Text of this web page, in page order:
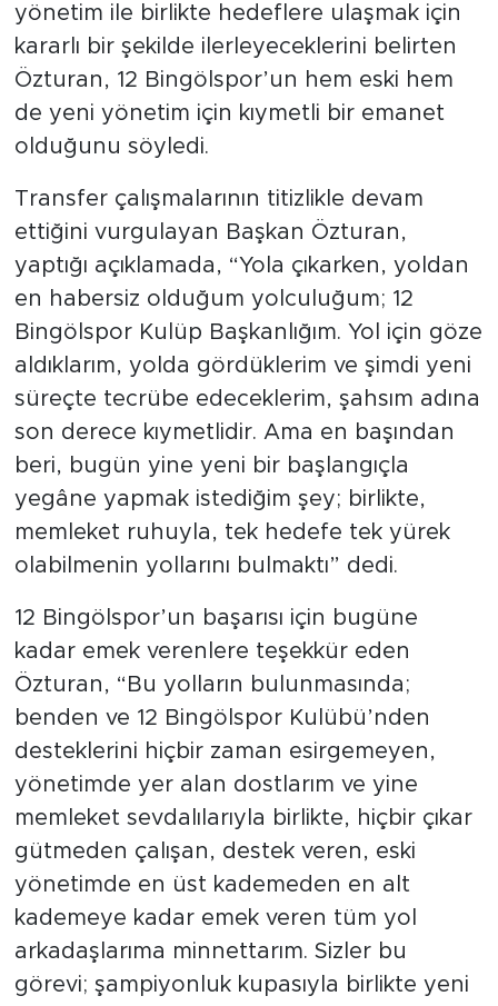
yönetim ile birlikte hedeflere ulaşmak için
kararlı bir şekilde ilerleyeceklerini belirten
Özturan, 12 Bingölspor’un hem eski hem
de yeni yönetim için kıymetli bir emanet
olduğunu söyledi.
Transfer çalışmalarının titizlikle devam
ettiğini vurgulayan Başkan Özturan,
yaptığı açıklamada, “Yola çıkarken, yoldan
en habersiz olduğum yolculuğum; 12
Bingölspor Kulüp Başkanlığım. Yol için göze
aldıklarım, yolda gördüklerim ve şimdi yeni
süreçte tecrübe edeceklerim, şahsım adına
son derece kıymetlidir. Ama en başından
beri, bugün yine yeni bir başlangıçla
yegâne yapmak istediğim şey; birlikte,
memleket ruhuyla, tek hedefe tek yürek
olabilmenin yollarını bulmaktı” dedi.
12 Bingölspor’un başarısı için bugüne
kadar emek verenlere teşekkür eden
Özturan, “Bu yolların bulunmasında;
benden ve 12 Bingölspor Kulübü’nden
desteklerini hiçbir zaman esirgemeyen,
yönetimde yer alan dostlarım ve yine
memleket sevdalılarıyla birlikte, hiçbir çıkar
gütmeden çalışan, destek veren, eski
yönetimde en üst kademeden en alt
kademeye kadar emek veren tüm yol
arkadaşlarıma minnettarım. Sizler bu
görevi; şampiyonluk kupasıyla birlikte yeni